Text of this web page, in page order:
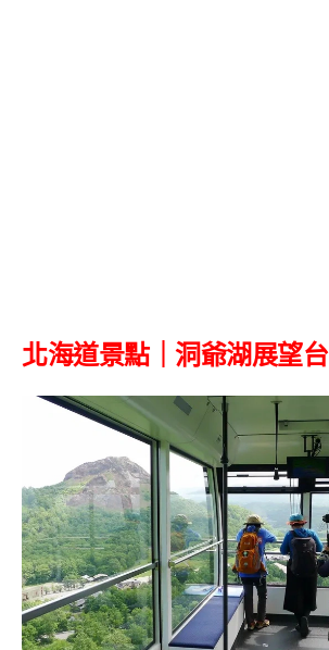
北海道景點｜洞爺湖展望台